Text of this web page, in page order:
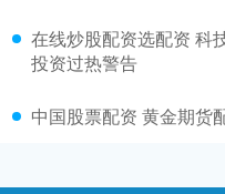
在线炒股配资选配资 科
投资过热警告
中国股票配资 黄金期货